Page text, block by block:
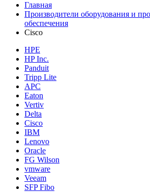
Главная
Производители оборудования и
обеспечения
Cisco
HPE
HP Inc.
Panduit
Tripp Lite
APC
Eaton
Vertiv
Delta
Cisco
IBM
Lenovo
Oracle
FG Wilson
vmware
Veeam
SFP Fibo